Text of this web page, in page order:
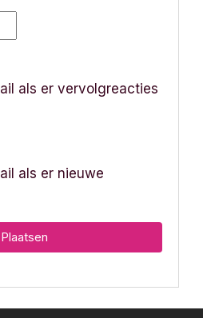
als er vervolgreacties
als er nieuwe